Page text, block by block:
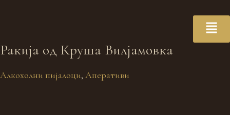
Ракија oд Круша Вилјамовка
Алкохолни пијалоци, Аперативи